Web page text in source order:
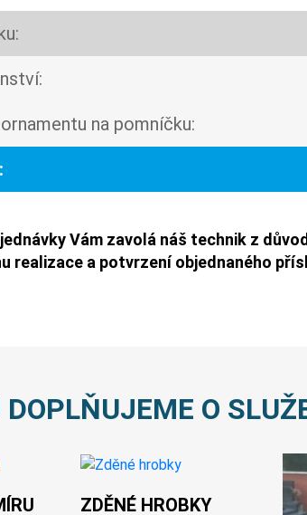
na pomníčku:
Vám zavolá náš technik z
realizace a potvrzení objednaného
O
ZDĚNÉ HROBKY